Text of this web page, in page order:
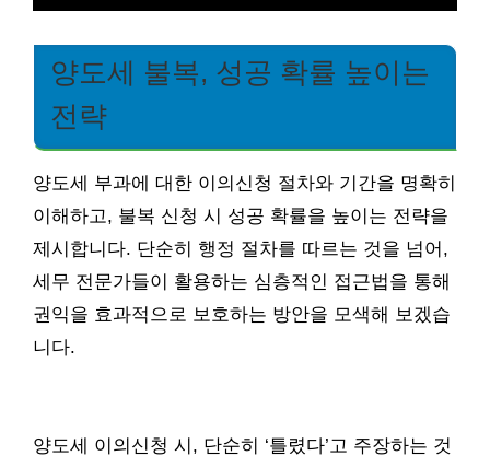
양도세 불복, 성공 확률 높이는
전략
양도세 부과에 대한 이의신청 절차와 기간을 명확히
이해하고, 불복 신청 시 성공 확률을 높이는 전략을
제시합니다. 단순히 행정 절차를 따르는 것을 넘어,
세무 전문가들이 활용하는 심층적인 접근법을 통해
권익을 효과적으로 보호하는 방안을 모색해 보겠습
니다.
양도세 이의신청 시, 단순히 ‘틀렸다’고 주장하는 것